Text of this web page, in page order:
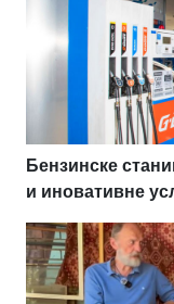
Бензинске
и иновативне